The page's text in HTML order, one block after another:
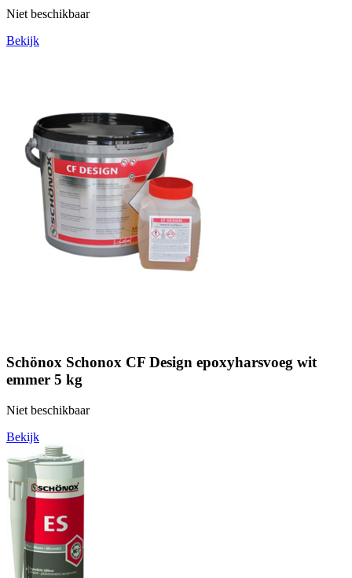
Niet beschikbaar
Bekijk
Schönox Schonox CF Design epoxyharsvoeg wit
emmer 5 kg
Niet beschikbaar
Bekijk